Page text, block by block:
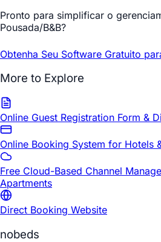
Pronto para simplificar o
Pousada/B&B?
Obtenha Seu Software Gratuito
More to Explore
Online Guest Registration Form &
Online Booking System for Hotels
Free Cloud-Based Channel
Apartments
Direct Booking Website
nobeds